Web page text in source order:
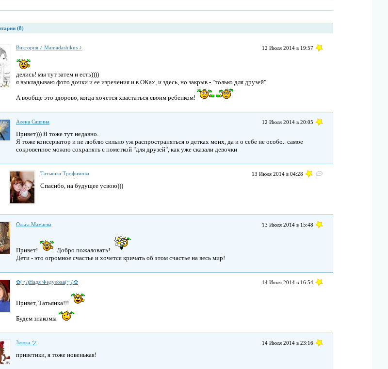
(8)
Виктория ♪ Mamadashikus ♪ 12 Июля 2014 в 19:57
делись! мы тут затем и есть))))
я выкладываю фото дочки и ее изречения и в ОКах, и здесь, но закрыв - "только для друзей".
А вообще это здорово, когда хочется хвастаться своим ребенком!
Алена Сашина 12 Июля 2014 в 20:05
Привет))) Я тоже тут недавно.
Я тоже консерватор и не люблю сильно уж распространяться о детках моих, да и о себе не особо.. самое
сокровенное можно сохранять с пометкой "для друзей", как уже сказали девочки
Татьянка Трофимова 13 Июля 2014 в 04:28
Спасибо, на будущее усвою)))
Ольга Мамаева 13 Июля 2014 в 15:48
Привет!
Добро пожаловать!
Дети - это огромное счастье и хочется кричать об этом счастье на весь мир!
✿(ړײ)Надя Федулова(ړײ)✿ 14 Июля 2014 в 16:54
Привет, Татьянка!!!
Будем знакомы
Злюка ツ 14 Июля 2014 в 23:16
приветики, я тоже новенькая!